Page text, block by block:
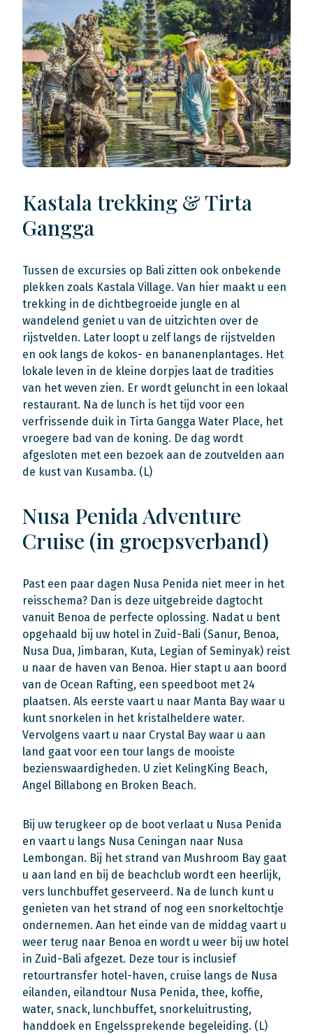
Kastala trekking & Tirta
Gangga
Tussen de excursies op Bali zitten ook onbekende
plekken zoals Kastala Village. Van hier maakt u een
trekking in de dichtbegroeide jungle en al
wandelend geniet u van de uitzichten over de
rijstvelden. Later loopt u zelf langs de rijstvelden
en ook langs de kokos- en bananenplantages. Het
lokale leven in de kleine dorpjes laat de tradities
van het weven zien. Er wordt geluncht in een lokaal
restaurant. Na de lunch is het tijd voor een
verfrissende duik in Tirta Gangga Water Place, het
vroegere bad van de koning. De dag wordt
afgesloten met een bezoek aan de zoutvelden aan
de kust van Kusamba. (L)
Nusa Penida Adventure
Cruise (in groepsverband)
Past een paar dagen Nusa Penida niet meer in het
reisschema? Dan is deze uitgebreide dagtocht
vanuit Benoa de perfecte oplossing. Nadat u bent
opgehaald bij uw hotel in Zuid-Bali (Sanur, Benoa,
Nusa Dua, Jimbaran, Kuta, Legian of Seminyak) reist
u naar de haven van Benoa. Hier stapt u aan boord
van de Ocean Rafting, een speedboot met 24
plaatsen. Als eerste vaart u naar Manta Bay waar u
kunt snorkelen in het kristalheldere water.
Vervolgens vaart u naar Crystal Bay waar u aan
land gaat voor een tour langs de mooiste
bezienswaardigheden. U ziet KelingKing Beach,
Angel Billabong en Broken Beach.
Bij uw terugkeer op de boot verlaat u Nusa Penida
en vaart u langs Nusa Ceningan naar Nusa
Lembongan. Bij het strand van Mushroom Bay gaat
u aan land en bij de beachclub wordt een heerlijk,
vers lunchbuffet geserveerd. Na de lunch kunt u
genieten van het strand of nog een snorkeltochtje
ondernemen. Aan het einde van de middag vaart u
weer terug naar Benoa en wordt u weer bij uw hotel
in Zuid-Bali afgezet. Deze tour is inclusief
retourtransfer hotel-haven, cruise langs de Nusa
eilanden, eilandtour Nusa Penida, thee, koffie,
water, snack, lunchbuffet, snorkeluitrusting,
handdoek en Engelssprekende begeleiding. (L)